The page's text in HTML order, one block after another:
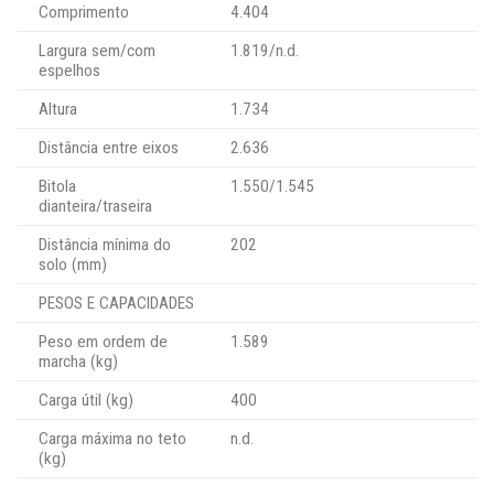
Comprimento
4.404
Largura sem/com
espelhos
1.819/n.d.
Altura
1.734
Distância entre eixos
2.636
Bitola
dianteira/traseira
1.550/1.545
Distância mínima do
solo (mm)
202
PESOS E CAPACIDADES
Peso em ordem de
marcha (kg)
1.589
Carga útil (kg)
400
Carga máxima no teto
(kg)
n.d.